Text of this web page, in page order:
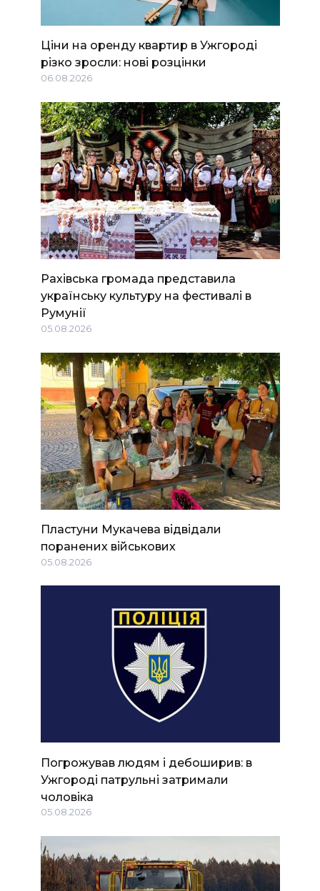
Ціни на оренду квартир в Ужгороді
різко зросли: нові розцінки
06.08.2026
Рахівська громада представила
українську культуру на фестивалі в
Румунії
05.08.2026
Пластуни Мукачева відвідали
поранених військових
05.08.2026
Погрожував людям і дебоширив: в
Ужгороді патрульні затримали
чоловіка
05.08.2026